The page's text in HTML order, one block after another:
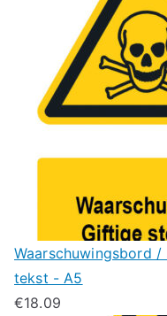
Waarschuwingsbord
tekst - A5
€18.09